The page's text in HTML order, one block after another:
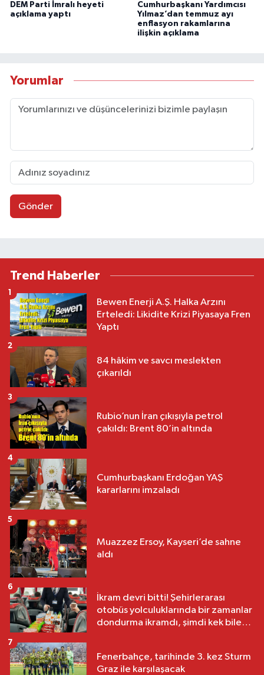
DEM Parti İmralı heyeti
açıklama yaptı
Cumhurbaşkanı Yardımcısı
Yılmaz’dan temmuz ayı
enflasyon rakamlarına
ilişkin açıklama
Yorumlar
Gönder
Trend Haberler
Bewen Enerji A.Ş. Halka Arzını
Erteledi: Likidite Krizi Piyasaya Fren
Yaptı
1
84 hâkim ve savcı meslekten
çıkarıldı
2
Rubio’nun İran çıkışıyla petrol
çakıldı: Brent 80’in altında
3
Cumhurbaşkanı Erdoğan YAŞ
kararlarını imzaladı
4
Muazzez Ersoy, Kayseri’de sahne
aldı
5
İkram devri bitti! Şehirlerarası
otobüs yolculuklarında bir zamanlar
dondurma ikramdı, şimdi kek bile
6
Fenerbahçe, tarihinde 3. kez Sturm
Graz ile karşılaşacak
7